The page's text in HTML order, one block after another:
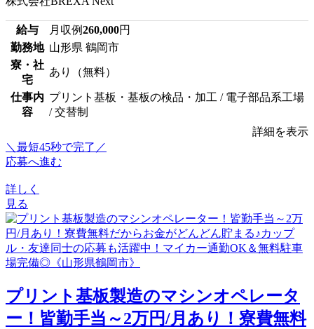
給与 月収例260,000円
勤務地 山形県 鶴岡市
寮・社
宅
あり（無料）
仕事内
容
プリント基板・基板の検品・加工 / 電子部品系工場
/ 交替制
詳細を表示
＼最短45秒で完了／
応募へ進む
詳しく
見る
プリント基板製造のマシンオペレータ
ー！皆勤手当～2万円/月あり！寮費無料